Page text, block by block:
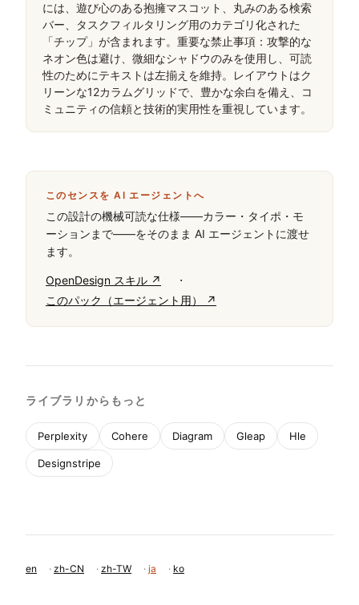
には、遊び心のある抱擁マスコット、丸みのある検索
バー、タスクフィルタリング用のカテゴリ化された
「チップ」が含まれます。重要な禁止事項：攻撃的な
ネオン色は避け、微細なシャドウのみを使用し、可読
性のためにテキストは左揃えを維持。レイアウトはク
リーンな12カラムグリッドで、豊かな余白を備え、コ
ミュニティの信頼と技術的実用性を重視しています。
このセンスを AI エージェントへ
この設計の機械可読な仕様——カラー・タイポ・モ
ーションまで——をそのまま AI エージェントに渡せ
ます。
OpenDesign スキル ↗ ·
このパック（エージェント用） ↗
ライブラリからもっと
Perplexity Cohere Diagram Gleap Hle
Designstripe
en · zh-CN · zh-TW · ja · ko